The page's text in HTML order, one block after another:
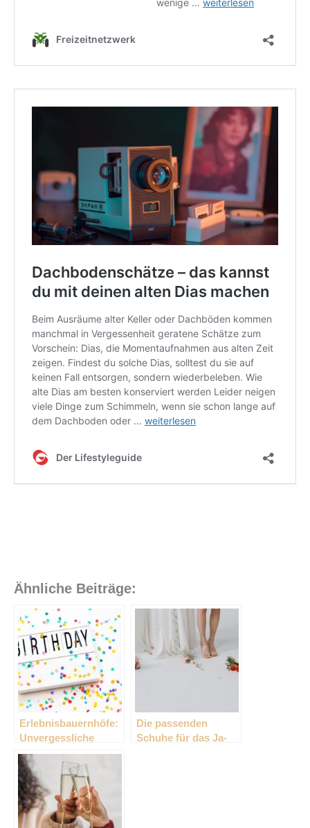
Ähnliche Beiträge:
Erlebnisbauernhöfe:
Unvergessliche
Geburtstagsfeiern
für Groß und Klein
Die passenden
Schuhe für das Ja-